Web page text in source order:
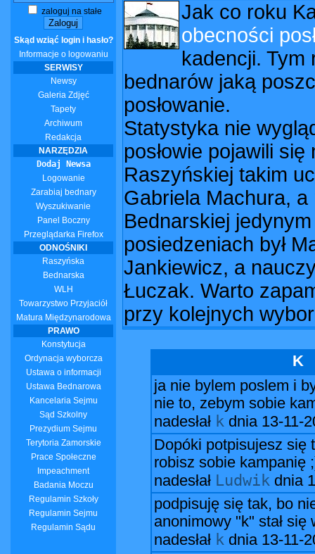
zaloguj na stałe
Skąd wziąć login i hasło?
Informacje o logowaniu
SERWISY
Newsy
Galeria Zdjęć
Tapety
Archiwum
Redakcja
NARZĘDZIA
Dodaj Newsa
Logowanie
Zarabiaj bednary
Wyszukiwanie
Panel Boczny
Przeglądarka Firefox
ODNOŚNIKI
Raszyńska
Bednarska
WLH
Towarzystwo Przyjaciół
Matura Międzynarodowa
PRAWO
Konstytucja
Ordynacja wyborcza
Ustawa o informacji
Ustawa Bednarowa
Kancelaria Sejmu
Sąd Szkolny
Prezydium Sejmu
Terytoria Zamorskie
Prace Społeczne
Impeachment
Badania Moczu
Regulamin Szkoły
Regulamin Sejmu
Regulamin Sądu
Jak co roku
obecności
kadencji. Tym
bednarów jaką
posłowanie.
Statystyka nie
posłowie pojawili
Raszyńskiej takim
Gabriela Machura,
Bednarskiej
posiedzeniach był
Jankiewicz, a
Łuczak. Warto
przy kolejnych
K
ja nie bylem poslem i
nie to, zebym sobie
nadesłał k dnia 13-11-
Dopóki potpisujesz się
robisz sobie kampanię
nadesłał Ludwik dnia
podpisuję się tak, bo
anonimowy "k" stał się
nadesłał k dnia 13-11-